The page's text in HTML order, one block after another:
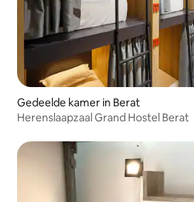
Gedeelde kamer in Berat
Herenslaapzaal Grand Hostel Berat